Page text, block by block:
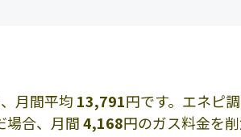
月間平均 13,791円です。エネピ
場合、月間4,168円のガス料金を